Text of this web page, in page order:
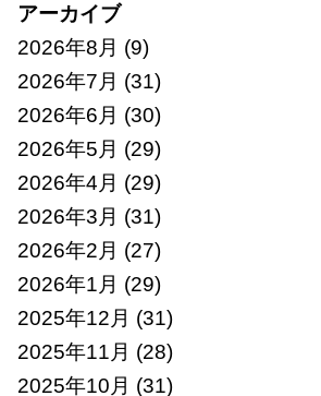
アーカイブ
2026年8月 (9)
2026年7月 (31)
2026年6月 (30)
2026年5月 (29)
2026年4月 (29)
2026年3月 (31)
2026年2月 (27)
2026年1月 (29)
2025年12月 (31)
2025年11月 (28)
2025年10月 (31)